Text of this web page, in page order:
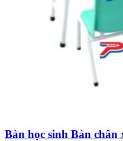
Bàn học sinh Bàn chân